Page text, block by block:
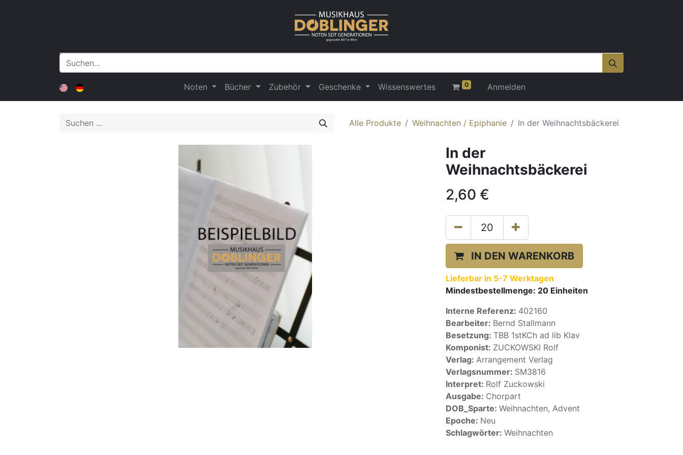
Noten Bücher Zubehör Geschenke Wissenswertes 0 Anmelden
Alle Produkte Weihnachten / Epiphanie In der Weihnachtsbäckerei
In der
Weihnachtsbäckerei
2,60 €
IN DEN WARENKORB
Lieferbar in 5-7 Werktagen
Mindestbestellmenge: 20 Einheiten
Interne Referenz: 402160
Bearbeiter: Bernd Stallmann
Besetzung: TBB 1stKCh ad lib Klav
Komponist: ZUCKOWSKI Rolf
Verlag: Arrangement Verlag
Verlagsnummer: SM3816
Interpret: Rolf Zuckowski
Ausgabe: Chorpart
DOB_Sparte: Weihnachten, Advent
Epoche: Neu
Schlagwörter: Weihnachten